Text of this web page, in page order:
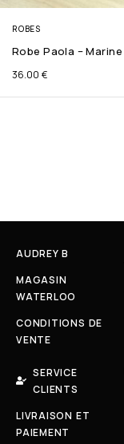
ROBES
Robe Paola – Marine
36.00 €
AUDREY B
MAGASIN
WATERLOO
CONDITIONS DE
VENTE
SERVICE
CLIENTS
LIVRAISON ET
PAIEMENT